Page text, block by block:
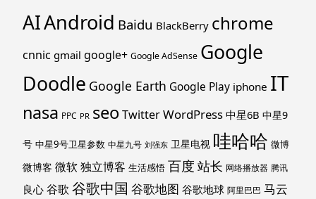
AIAndroid Baidu BlackBerry chrome
cnnic gmail google+ Google AdSense Google
Doodle Google Earth Google Play iphone IT
nasa PPC PR seoTwitterWordPress 中星6B 中星9
号 中星9号卫星参数 中星九号 刘强东 卫星电视 哇哈哈 微博
微博客 微软独立博客 生活感悟 百度 站长 网络播放器 腾讯
良心 谷歌 谷歌中国 谷歌地图 谷歌地球 阿里巴巴 马云